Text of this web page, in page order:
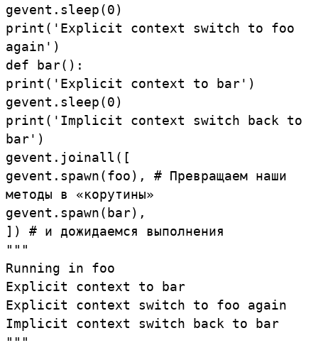
gevent . sleep(0)
print ( 'Explicit context switch to foo
again' )
def
bar() :
print ( 'Explicit context to bar' )
gevent . sleep(0)
print ( 'Implicit context switch back to
bar' )
gevent . joinall( [
gevent . spawn(foo) , # Превращаем наши
методы в «корутины»
gevent . spawn( bar) ,
] ) # и дожидаемся выполнения
"""
Running in foo
Explicit context to
bar
Explicit context switch to foo again
Implicit context switch back to
bar
"""